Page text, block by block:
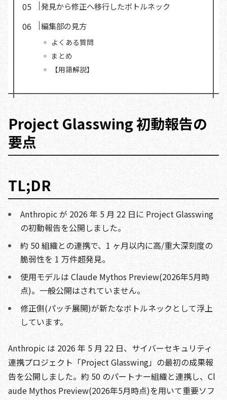
発見から修正へ移行したボトルネック
編集部の見方
よくある質問
まとめ
【用語解説】
Project Glasswing 初動報告の
要点
TL;DR
Anthropic が 2026 年 5 月 22 日に Project Glasswing
の初動報告を公開しました。
約 50 組織との連携で、1 ヶ月以内に高/重大深刻度の
脆弱性を 1 万件超発見。
使用モデルは Claude Mythos Preview(2026年5月時
点)。一般公開はされていません。
修正側(パッチ展開)が新たなボトルネックとして浮上
しています。
Anthropic は 2026 年 5 月 22 日、サイバーセキュリティ
連携プロジェクト「Project Glasswing」の最初の成果報
告を公開しました。約 50 のパートナー組織と連携し、Cl
aude Mythos Preview(2026年5月時点)を用いて重要ソフ